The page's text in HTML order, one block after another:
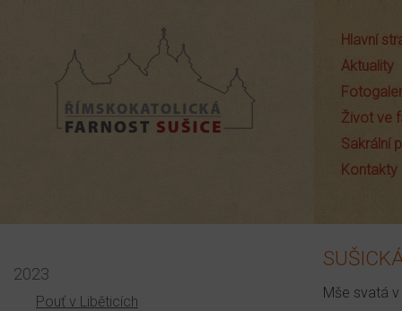
Hlavní
Aktuality
Život ve
Sakrální
Kontakty
Mše svatá
2023
Pouť v Liběticích